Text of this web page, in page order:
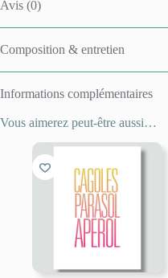
Avis (0)
Composition & entretien
Informations complémentaires
Vous aimerez peut-être aussi…